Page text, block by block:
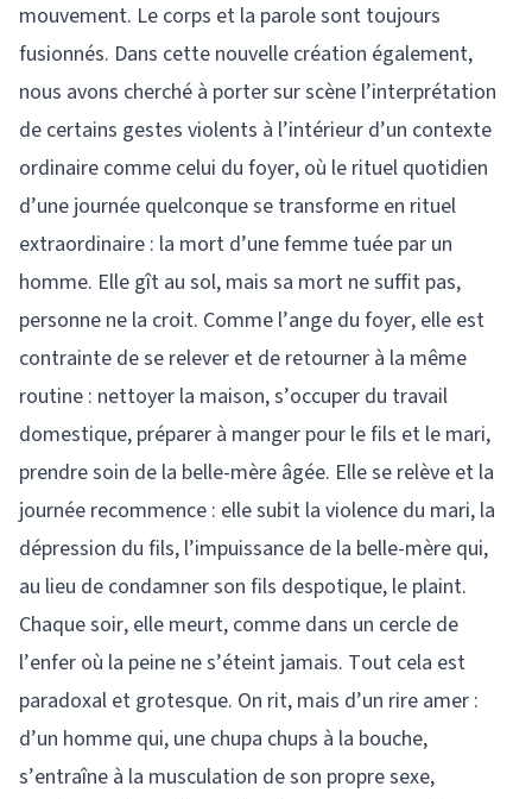
mouvement. Le corps et la parole sont toujours
fusionnés. Dans cette nouvelle création également,
nous avons cherché à porter sur scène l’interprétation
de certains gestes violents à l’intérieur d’un contexte
ordinaire comme celui du foyer, où le rituel quotidien
d’une journée quelconque se transforme en rituel
extraordinaire : la mort d’une femme tuée par un
homme. Elle gît au sol, mais sa mort ne suffit pas,
personne ne la croit. Comme l’ange du foyer, elle est
contrainte de se relever et de retourner à la même
routine : nettoyer la maison, s’occuper du travail
domestique, préparer à manger pour le fils et le mari,
prendre soin de la belle-mère âgée. Elle se relève et la
journée recommence : elle subit la violence du mari, la
dépression du fils, l’impuissance de la belle-mère qui,
au lieu de condamner son fils despotique, le plaint.
Chaque soir, elle meurt, comme dans un cercle de
l’enfer où la peine ne s’éteint jamais. Tout cela est
paradoxal et grotesque. On rit, mais d’un rire amer :
d’un homme qui, une chupa chups à la bouche,
s’entraîne à la musculation de son propre sexe,